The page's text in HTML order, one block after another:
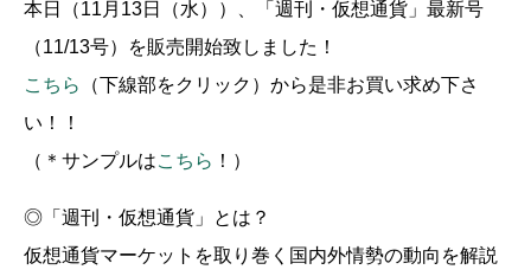
本日（11月13日（水））、「週刊・仮想通貨」最新号
（11/13号）を販売開始致しました！
こちら
（下線部をクリック）から是非お買い求め下さ
い！！
（＊サンプルはこちら ！）
◎「週刊・仮想通貨」とは？
仮想通貨マーケットを取り巻く国内外情勢の動向を解説